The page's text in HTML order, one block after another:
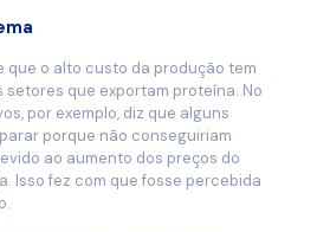
que o alto custo da produção tem
que exportam proteína. No
por exemplo, diz que alguns
porque não conseguiriam
ao aumento dos preços do
Isso fez com que fosse percebida